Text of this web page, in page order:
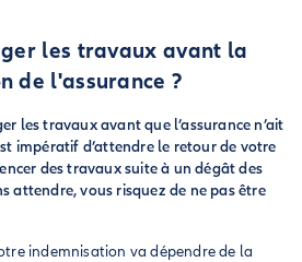
les travaux avant la
de l'assurance ?
les travaux avant que l’assurance n’ait
impératif d’attendre le retour de votre
des travaux suite à un dégât des
attendre, vous risquez de ne pas être
indemnisation va dépendre de la